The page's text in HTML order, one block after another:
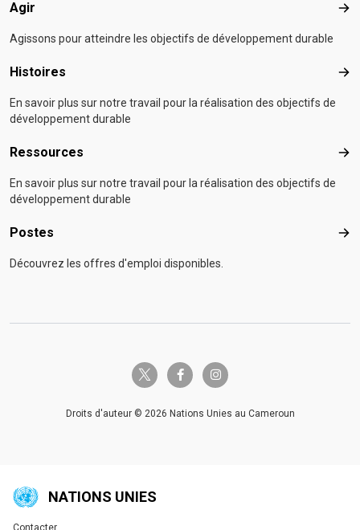
Agir Agir
Agissons pour atteindre les objectifs de développement durable
Histoires
En savoir plus sur notre travail pour la réalisation des objectifs de
développement durable
Ressources
En savoir plus sur notre travail pour la réalisation des objectifs de
développement durable
Postes
Découvrez les offres d'emploi disponibles.
twitter-x facebook-finstagram
Droits d'auteur © 2026 Nations Unies au Cameroun
NATIONS UNIES
Contacter